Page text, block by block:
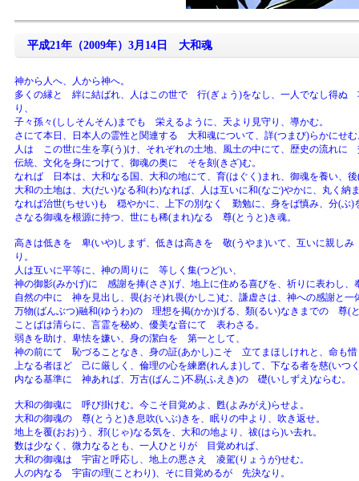
平成21年（2009年）3月14日 大和魂
神から人へ、人から神へ。
多くの縁と 絆に結ばれ、人はこの世で 行(ぎょう)をなし、一人でなし得
り、
子々孫々(ししそんそん)までも 栄えるように、天より見守り、導かむ。
さにて本日、日本人の霊性と関連する 大和魂について、詳(つまび)らかにせむ
人は この世に生を享(う)け、それぞれの土地、風土の中にて、歴史の流れに
伝統、文化を身につけて、御魂の奥に そを刻(きざ)む。
なれば 日本は、大和なる国、大和の地にて、育(はぐく)まれ、御魂を養い、
大和の土地は、大(だい)なる和(わ)なれば、人は互いに和(なご)やかに、丸く納
なれば治世(ちせい)も 穏やかに、上下の別なく 勤勉に、身をば慎み、分(ぶ)
さなる御魂を根源に持つ、世にも稀(まれ)なる 尊(とうと)き魂。
高きは低きを 卑(いや)しまず、低きは高きを 敬(うやま)いて、互いに親し
り。
人は互いに平等に、神の周りに 等しく集(つど)い、
神の御影(みかげ)に 感謝を捧(ささ)げ、地上に住める喜びを、祈りに表わし、
自然の中に 神を見出し、畏(おそ)れ畏(かしこ)む、謙虚さは、神への感謝と一
万物(ばんぶつ)融和(ゆうわ)の 理想を掲(かか)げる、類(るい)なきまでの 尊(
ことばは清らに、言霊を秘め、優美な音にて 表わさる。
弱きを助け、卑怯を嫌い、身の潔白を 第一として、
神の前にて 恥づることなき、身の証(あかし)こそ 立てまほしけれと、命も惜
上なる者ほど 己に厳しく、倫理の心を練磨(れんま)して、下なる者を慈(いつ
内なる基準に 神あれば、万古(ばんこ)不易(ふえき)の 礎(いしずえ)ならむ。
大和の御魂に 呼び掛けむ。今こそ目覚めよ、甦(よみがえ)らせよ。
大和の御魂の 尊(とうと)き息吹(いぶ)きを、眠りの中より、吹き返せ。
地上を覆(おお)う、邪(じゃ)なる気を、大和の地より、祓(はら)い去れ。
数は少なく、微力なるとも、一人ひとりが 目覚めれば、
大和の御魂は 宇宙と呼応し、地上の悪さえ 凌駕(りょうが)せむ。
人の内なる 宇宙の理(ことわり)、そに目覚めるが 先決なり。